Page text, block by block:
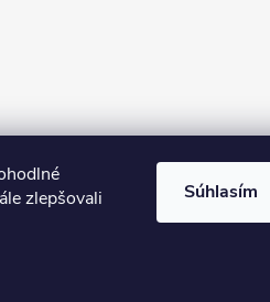
zlepšovali
Súhlasím